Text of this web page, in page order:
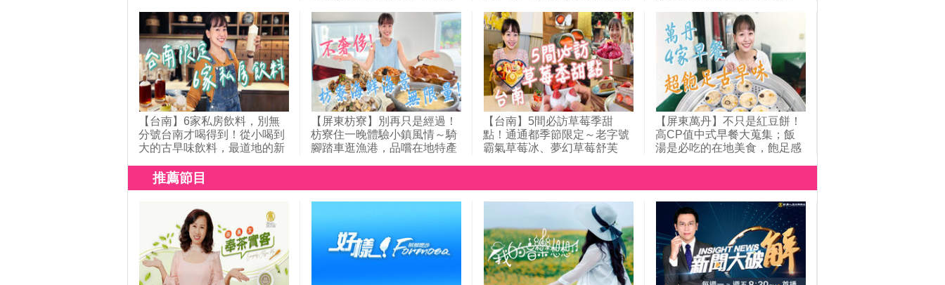
成里港最美麵店，日式房舍內
吃平價麻醬麵、黑白切；一秒
到峇厘島！南洋風庭園中大啖
泰國蝦料理～｜1000步的繽紛
台灣(413)
瑚為海洋保育盡份心力；紅羅
村體驗「抱礅」古法捕魚，跟
著匠師修復石滬，還有魚灶煮
小管！｜1000步的繽紛台灣
(415)
上黃金太驚人！愛護生態而發
明的草蓆捕魚卵法超厲害，與
海共存的八斗子人最懂海！｜
1000步的繽紛台灣(420)
【台南】6家私房飲料，別無
分號台南才喝得到！從小喝到
大的古早味飲料，最道地的新
漢方草本茶，使用茶冰磚的冰
磚茶，獨家冰滴技術的冰萃
茶！｜1000步的繽紛台灣
【屏東枋寮】別再只是經過！
枋寮住一晚體驗小鎮風情～騎
腳踏車逛漁港，品嚐在地特產
這裡！市區高CP值旅店，無
邊際泳池玩水看夕陽，享受純
【台南】5間必訪草莓季甜
點！通通都季節限定～老字號
霸氣草莓冰、夢幻草莓舒芙
還有入口即化草莓龍鬚糖！草
莓控別錯過！｜1000步的繽紛
【屏東萬丹】不只是紅豆餅！
高CP值中式早餐大蒐集；飯
湯是必吃的在地美食，飽足感
春捲，用料豐富還能選甜度；
堅持純米漿製作的煎粿，簡單
的古早味不簡單！｜1000步的
繽紛台灣(412)
推薦節目